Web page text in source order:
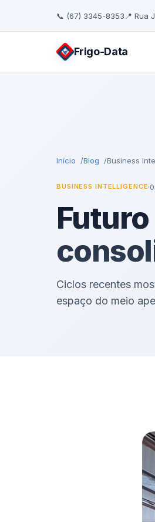
📞 (67) 3345-8353 📍 Rua
Frigo-Data
Início Blog Business
BUSINESS INTELLIGENCE·
Ciclos recentes
espaço do meio